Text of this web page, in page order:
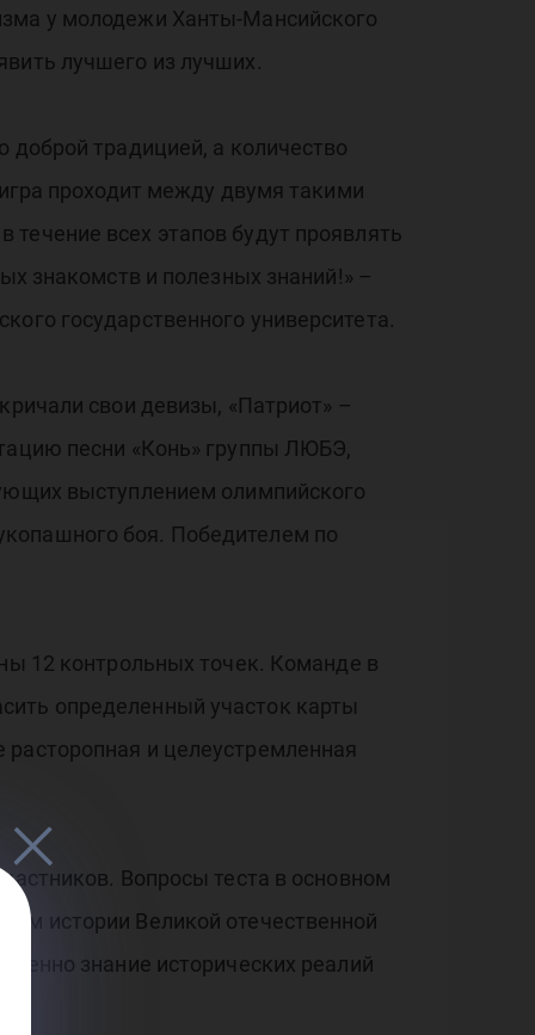
у молодежи Ханты-Мансийского
лучшего из лучших.
доброй традицией, а количество
проходит между двумя такими
всех этапов будут проявлять
знакомств и полезных знаний!» –
государственного университета.
свои девизы, «Патриот» –
песни «Конь» группы ЛЮБЭ,
выступлением олимпийского
боя. Победителем по
12 контрольных точек. Команде в
определенный участок карты
и целеустремленная
Вопросы теста в основном
истории Великой отечественной
знание исторических реалий